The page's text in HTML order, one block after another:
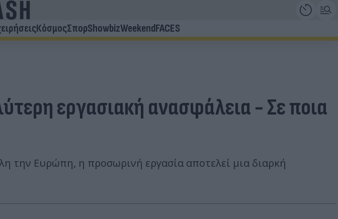
ΚόσμοςΣπορShowbizWeekendFACES
εργασιακή ανασφάλεια - Σε ποια
την Ευρώπη, η προσωρινή εργασία αποτελεί μια διαρκή